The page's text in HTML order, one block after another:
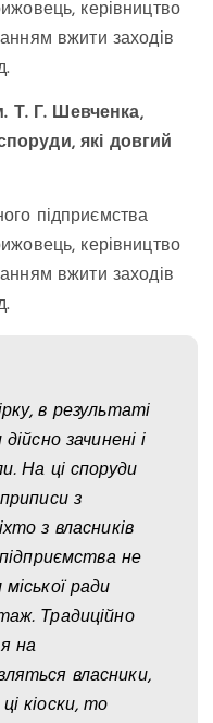
керівництво
вжити заходів
Т. Г. Шевченка,
які довгий
підприємства
керівництво
вжити заходів
в результаті
зачинені і
На ці споруди
з
з власників
не
ради
Традиційно
на
власники,
кіоски, то